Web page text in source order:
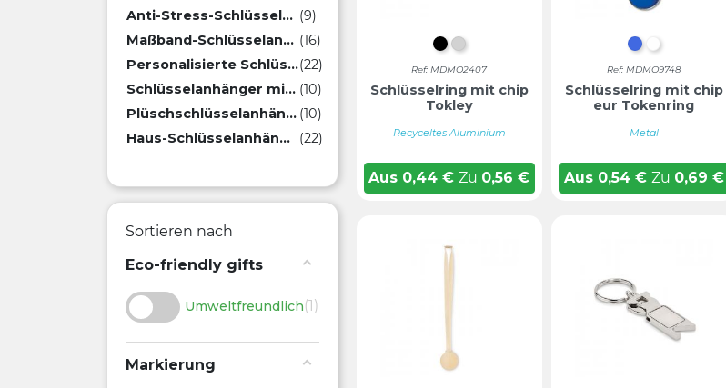
Anti-Stress-Schlüsselanhänger (9)
Maßband-Schlüsselanhänger (16)
Personalisierte Schlüsselanhänger mit Karabinerhaken(22)
Schlüsselanhänger mit Ladegerät (10)
Plüschschlüsselanhänger (10)
Haus-Schlüsselanhänger
(22)
Sortieren nach
Eco-friendly gifts
Umweltfreundlich 1
Markierung
SCHWARZ
SILBER
Ref: MDMO2407
Schlüsselring mit chip
Tokley
Recyceltes Aluminium
Aus 0,44€ Zu 0,56€
KÖNIGSBLAU
Weiß
Ref: MDMO9748
Schlüsselring mit chip
eur Tokenring
Metal
Aus0,54 € Zu 0,69 €